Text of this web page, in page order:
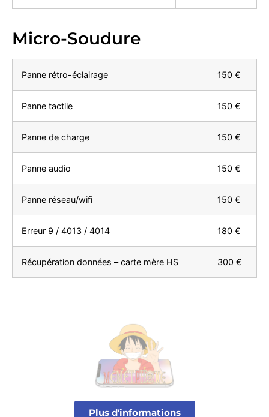
Micro-Soudure
Panne rétro-éclairage 150 €
Panne tactile 150 €
Panne de charge 150 €
Panne audio 150 €
Panne réseau/wifi 150 €
Erreur 9 / 4013 / 4014 180 €
Récupération données – carte mère HS 300 €
Plus d'informations